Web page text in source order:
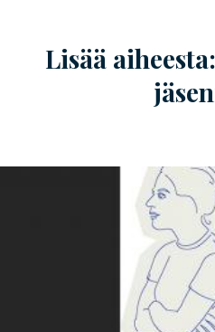
Lisää